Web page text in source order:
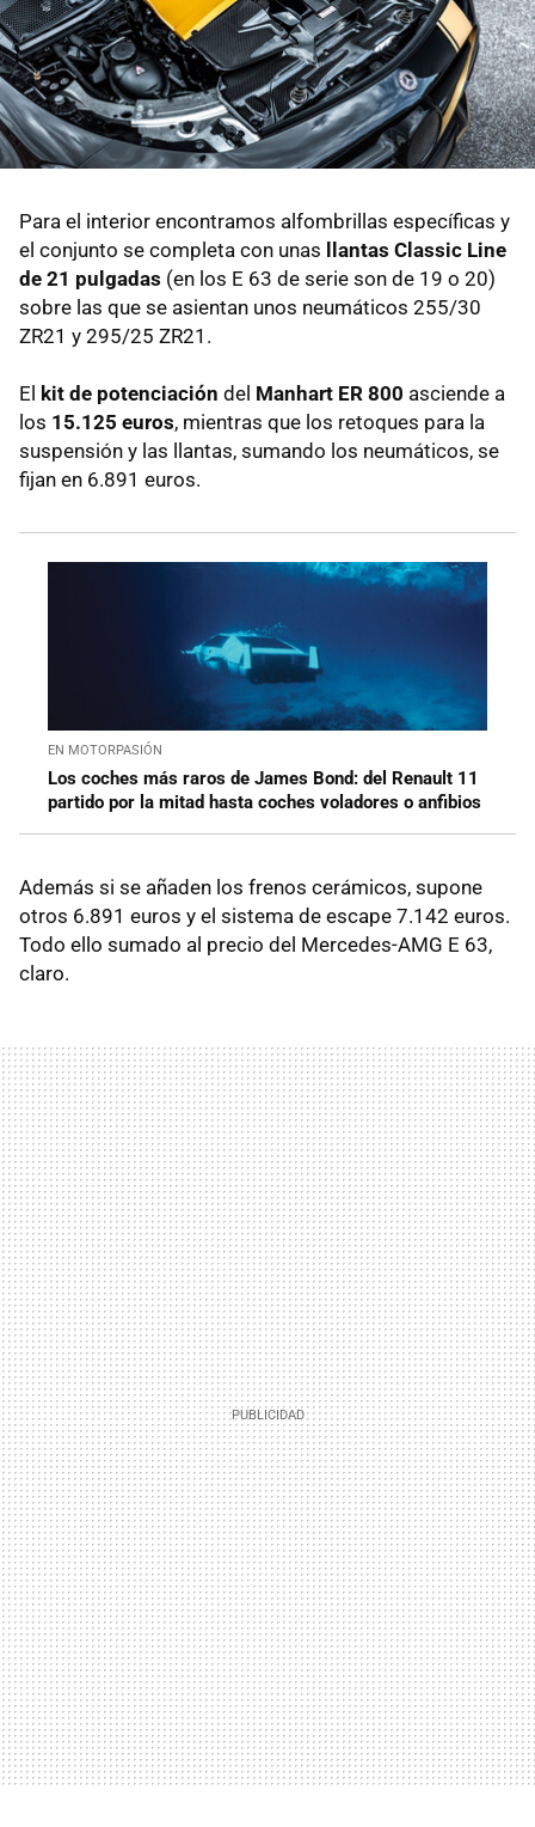
Para el interior encontramos alfombrillas específicas y
el conjunto se completa con unas
llantas Classic Line
de 21 pulgadas (en los E 63 de serie son de 19 o 20)
sobre las que se asientan unos neumáticos 255/30
ZR21 y 295/25 ZR21.
El kit de potenciación del Manhart ER 800 asciende a
los 15.125 euros, mientras que los retoques para la
suspensión y las llantas, sumando los neumáticos, se
fijan en 6.891 euros.
EN MOTORPASIÓN
Los coches más raros de James Bond: del Renault 11
partido por la mitad hasta coches voladores o anfibios
Además si se añaden los frenos cerámicos, supone
otros 6.891 euros y el sistema de escape 7.142 euros.
Todo ello sumado al precio del Mercedes-AMG E 63,
claro.